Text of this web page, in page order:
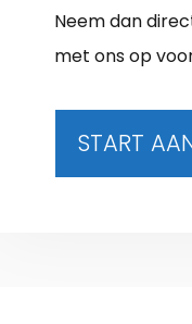
Neem dan
met ons op
START